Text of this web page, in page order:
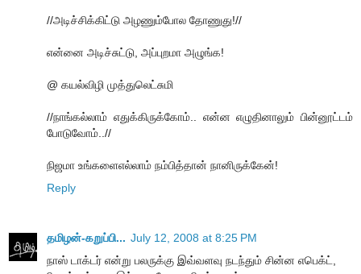
//அடிச்சிக்கிட்டு அழணும்போல தோணுது!//
என்னை அடிச்சுட்டு, அப்புறமா அழுங்க!
@ கயல்விழி முத்துலெட்சுமி
//நாங்கல்லாம் எதுக்கிருக்கோம்.. என்ன எழுதினாலும் பின்னூட்டம்
போடுவோம்..//
நிஜமா உங்களைஎல்லாம் நம்பித்தான் நானிருக்கேன்!
Reply
தமிழன்-கறுப்பி... July 12, 2008 at 8:25 PM
நாஸ் டாக்டர் என்று பலருக்கு இவ்வளவு நடந்தும் சின்ன எபெக்ட்,